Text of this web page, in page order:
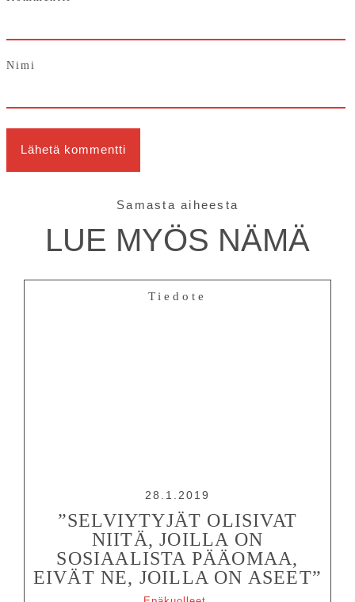
Nimi
Samasta aiheesta
LUE MYÖS NÄMÄ
Tiedote
28.1.2019
”SELVIYTYJÄT OLISIVAT
NIITÄ, JOILLA ON
SOSIAALISTA PÄÄOMAA,
EIVÄT NE, JOILLA ON ASEET”